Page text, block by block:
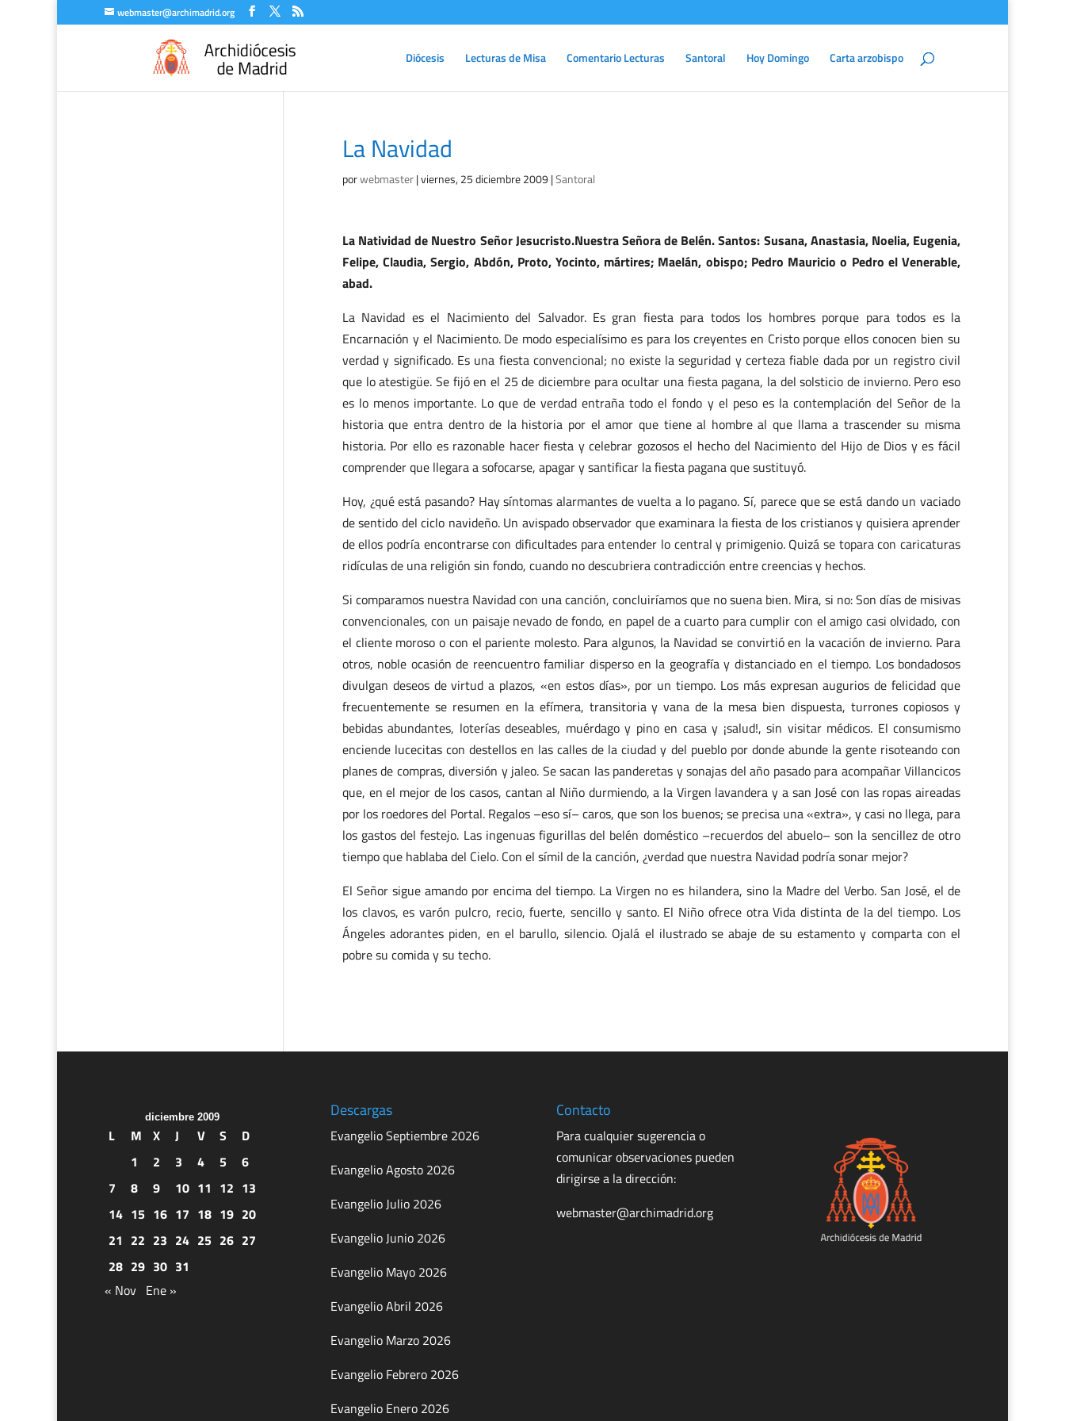
webmaster@archimadrid.org
Diócesis Lecturas de Misa Comentario Lecturas Santoral Hoy Domingo Carta arzobispo
La Navidad
porwebmaster|viernes, 25 diciembre 2009|Santoral
La Natividad de Nuestro Señor Jesucristo.Nuestra Señora de Belén. Santos: Susana, Anastasia, Noelia, Eugenia,
Felipe, Claudia, Sergio, Abdón, Proto, Yocinto, mártires; Maelán, obispo; Pedro Mauricio o Pedro el Venerable,
abad.
La Navidad es el Nacimiento del Salvador. Es gran fiesta para todos los hombres porque para todos es la
Encarnación y el Nacimiento. De modo especialísimo es para los creyentes en Cristo porque ellos conocen bien su
verdad y significado. Es una fiesta convencional; no existe la seguridad y certeza fiable dada por un registro civil
que lo atestigüe. Se fijó en el 25 de diciembre para ocultar una fiesta pagana, la del solsticio de invierno. Pero eso
es lo menos importante. Lo que de verdad entraña todo el fondo y el peso es la contemplación del Señor de la
historia que entra dentro de la historia por el amor que tiene al hombre al que llama a trascender su misma
historia. Por ello es razonable hacer fiesta y celebrar gozosos el hecho del Nacimiento del Hijo de Dios y es fácil
comprender que llegara a sofocarse, apagar y santificar la fiesta pagana que sustituyó.
Hoy, ¿qué está pasando? Hay síntomas alarmantes de vuelta a lo pagano. Sí, parece que se está dando un vaciado
de sentido del ciclo navideño. Un avispado observador que examinara la fiesta de los cristianos y quisiera aprender
de ellos podría encontrarse con dificultades para entender lo central y primigenio. Quizá se topara con caricaturas
ridículas de una religión sin fondo, cuando no descubriera contradicción entre creencias y hechos.
Si comparamos nuestra Navidad con una canción, concluiríamos que no suena bien. Mira, si no: Son días de misivas
convencionales, con un paisaje nevado de fondo, en papel de a cuarto para cumplir con el amigo casi olvidado, con
el cliente moroso o con el pariente molesto. Para algunos, la Navidad se convirtió en la vacación de invierno. Para
otros, noble ocasión de reencuentro familiar disperso en la geografía y distanciado en el tiempo. Los bondadosos
divulgan deseos de virtud a plazos, «en estos días», por un tiempo. Los más expresan augurios de felicidad que
frecuentemente se resumen en la efímera, transitoria y vana de la mesa bien dispuesta, turrones copiosos y
bebidas abundantes, loterías deseables, muérdago y pino en casa y ¡salud!, sin visitar médicos. El consumismo
enciende lucecitas con destellos en las calles de la ciudad y del pueblo por donde abunde la gente risoteando con
planes de compras, diversión y jaleo. Se sacan las panderetas y sonajas del año pasado para acompañar Villancicos
que, en el mejor de los casos, cantan al Niño durmiendo, a la Virgen lavandera y a san José con las ropas aireadas
por los roedores del Portal. Regalos –eso sí– caros, que son los buenos; se precisa una «extra», y casi no llega, para
los gastos del festejo. Las ingenuas figurillas del belén doméstico –recuerdos del abuelo– son la sencillez de otro
tiempo que hablaba del Cielo. Con el símil de la canción, ¿verdad que nuestra Navidad podría sonar mejor?
El Señor sigue amando por encima del tiempo. La Virgen no es hilandera, sino la Madre del Verbo. San José, el de
los clavos, es varón pulcro, recio, fuerte, sencillo y santo. El Niño ofrece otra Vida distinta de la del tiempo. Los
Ángeles adorantes piden, en el barullo, silencio. Ojalá el ilustrado se abaje de su estamento y comparta con el
pobre su comida y su techo.
diciembre 2009
L M X J V S
D
1
2 3 4 5
6
7
8 9 10 11 12 13
14 15 16 17 18 19 20
21 22 23 24 25 26 27
28 29 30 31
« Nov Ene »
Descargas
Evangelio Septiembre 2026
Evangelio Agosto 2026
Evangelio Julio 2026
Evangelio Junio 2026
Evangelio Mayo 2026
Evangelio Abril 2026
Evangelio Marzo 2026
Evangelio Febrero 2026
Evangelio Enero 2026
Contacto
Para cualquier sugerencia o
comunicar observaciones pueden
dirigirse a la dirección:
webmaster@archimadrid.org